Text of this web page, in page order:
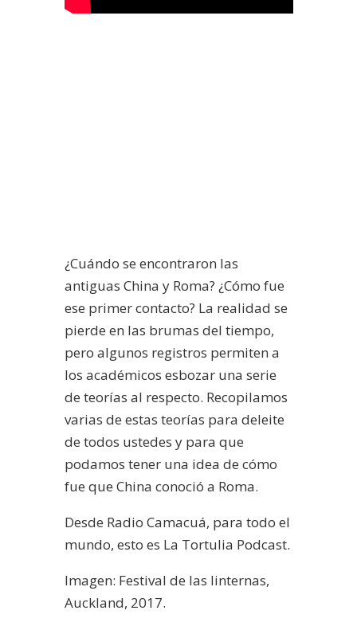
¿Cuándo se encontraron las
antiguas China y Roma? ¿Cómo fue
ese primer contacto? La realidad se
pierde en las brumas del tiempo,
pero algunos registros permiten a
los académicos esbozar una serie
de teorías al respecto. Recopilamos
varias de estas teorías para deleite
de todos ustedes y para que
podamos tener una idea de cómo
fue que China conoció a Roma.
Desde Radio Camacuá, para todo el
mundo, esto es La Tortulia Podcast.
Imagen: Festival de las linternas,
Auckland, 2017.